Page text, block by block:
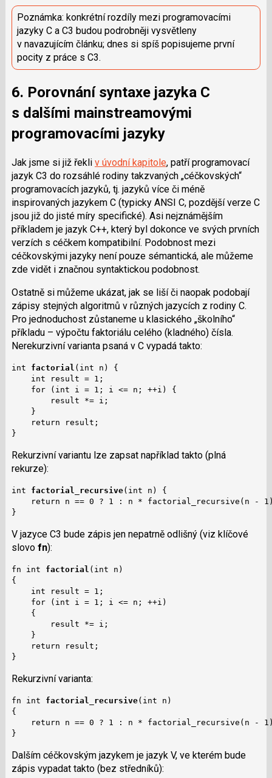
Poznámka: konkrétní rozdíly mezi programovacími
jazyky C a C3 budou podrobněji vysvětleny
v navazujícím článku; dnes si spíš popisujeme první
pocity z práce s C3.
6. Porovnání syntaxe jazyka C
s dalšími mainstreamovými
programovacími jazyky
Jak jsme si již řekli v úvodní kapitole, patří programovací
jazyk C3 do rozsáhlé rodiny takzvaných „céčkovských“
programovacích jazyků, tj. jazyků více či méně
inspirovaných jazykem C (typicky ANSI C, pozdější verze C
jsou již do jisté míry specifické). Asi nejznámějším
příkladem je jazyk C++, který byl dokonce ve svých prvních
verzích s céčkem kompatibilní. Podobnost mezi
céčkovskými jazyky není pouze sémantická, ale můžeme
zde vidět i značnou syntaktickou podobnost.
Ostatně si můžeme ukázat, jak se liší či naopak podobají
zápisy stejných algoritmů v různých jazycích z rodiny C.
Pro jednoduchost zůstaneme u klasického „školního“
příkladu – výpočtu faktoriálu celého (kladného) čísla.
Nerekurzivní varianta psaná v C vypadá takto:
int factorial (int n) {
    int result = 1;
    for (int i = 1; i <= n; ++i) {
        result *= i;
    }
    return result;
}
Rekurzivní variantu lze zapsat například takto (plná
rekurze):
int factorial_recursive(int n) {
return n == 0 ? 1 : n * factorial_recursive(n -
}
V jazyce C3 bude zápis jen nepatrně odlišný (viz klíčové
slovo fn):
fn int factorial (int n)
{
    int result = 1;
    for (int i = 1; i <= n; ++i)
    {
        result *= i;
    }
    return result;
}
Rekurzivní varianta:
fn int factorial_recursive(int n)
{
return n == 0 ? 1 : n * factorial_recursive(n -
}
Dalším céčkovským jazykem je jazyk V, ve kterém bude
zápis vypadat takto (bez středníků):